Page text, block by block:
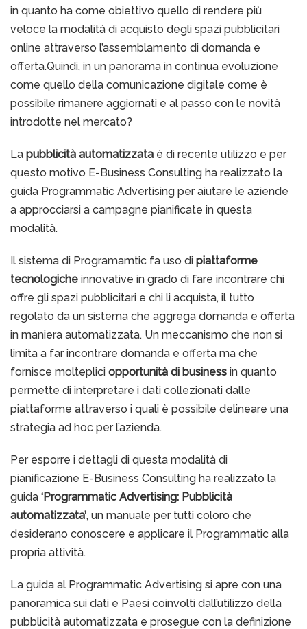
in quanto ha come obiettivo quello di rendere più
veloce la modalità di acquisto degli spazi pubblicitari
online attraverso l’assemblamento di domanda e
offerta.Quindi, in un panorama in continua evoluzione
come quello della comunicazione digitale come è
possibile rimanere aggiornati e al passo con le novità
introdotte nel mercato?
La pubblicità automatizzata è di recente utilizzo e per
questo motivo E-Business Consulting ha realizzato la
guida Programmatic Advertising per aiutare le aziende
a approcciarsi a campagne pianificate in questa
modalità.
Il sistema di Programamtic fa uso di piattaforme
tecnologiche innovative in grado di fare incontrare chi
offre gli spazi pubblicitari e chi li acquista, il tutto
regolato da un sistema che aggrega domanda e offerta
in maniera automatizzata. Un meccanismo che non si
limita a far incontrare domanda e offerta ma che
fornisce molteplici opportunità di business in quanto
permette di interpretare i dati collezionati dalle
piattaforme attraverso i quali è possibile delineare una
strategia ad hoc per l’azienda.
Per esporre i dettagli di questa modalità di
pianificazione E-Business Consulting ha realizzato la
guida ‘Programmatic Advertising: Pubblicità
automatizzata’, un manuale per tutti coloro che
desiderano conoscere e applicare il Programmatic alla
propria attività.
La guida al Programmatic Advertising si apre con una
panoramica sui dati e Paesi coinvolti dall’utilizzo della
pubblicità automatizzata e prosegue con la definizione